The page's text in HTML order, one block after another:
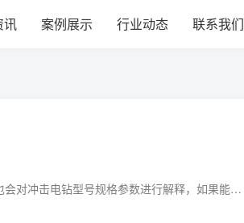
讯 案例展示 行业动态 联系我们
对冲击电钻型号规格参数进行解释，如果能碰